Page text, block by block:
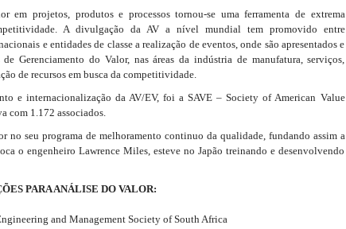
em projetos, produtos e processos tornou-se uma ferramenta de extrema
A divulgação da AV a nível mundial tem promovido entre
e entidades de classe a realização de eventos, onde são apresentados e
Gerenciamento do Valor, nas áreas da indústria de manufatura, serviços,
de recursos em busca da competitividade.
e internacionalização da AV/EV, foi a SAVE – Society of American Value
com 1.172 associados.
no seu programa de melhoramento continuo da qualidade, fundando assim a
o engenheiro Lawrence Miles, esteve no Japão treinando e desenvolvendo
PARA ANÁLISE DO VALOR:
and Management Society of South Africa